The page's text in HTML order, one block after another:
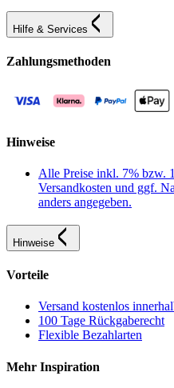
Hilfe & Services
Zahlungsmethoden
Hinweise
Alle Preise inkl. 7% bzw.
Versandkosten und ggf.
anders angegeben.
Hinweise
Vorteile
Versand kostenlos
100 Tage Rückgaberecht
Flexible Bezahlarten
Mehr Inspiration